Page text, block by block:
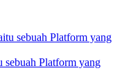
Platform yang